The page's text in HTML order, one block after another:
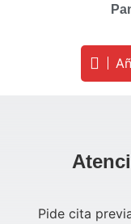
Pide cita